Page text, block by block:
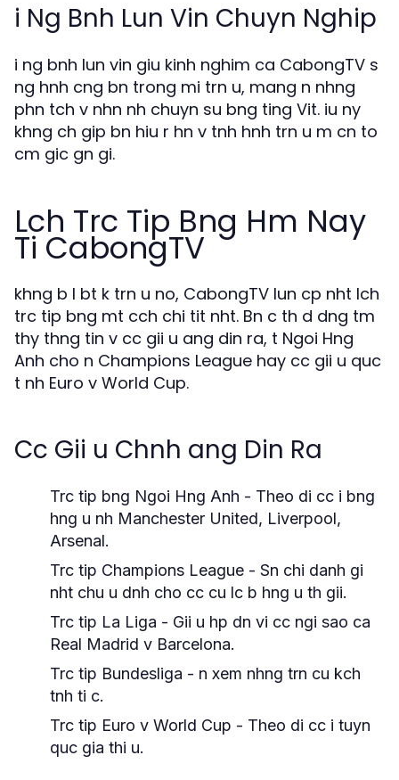
i Ng Bnh Lun Vin Chuyn Nghip
i ng bnh lun vin giu kinh nghim ca CabongTV s
ng hnh cng bn trong mi trn u, mang n nhng
phn tch v nhn nh chuyn su bng ting Vit. iu ny
khng ch gip bn hiu r hn v tnh hnh trn u m cn to
cm gic gn gi.
Lch Trc Tip Bng Hm Nay
Ti CabongTV
khng b l bt k trn u no, CabongTV lun cp nht lch
trc tip bng mt cch chi tit nht. Bn c th d dng tm
thy thng tin v cc gii u ang din ra, t Ngoi Hng
Anh cho n Champions League hay cc gii u quc
t nh Euro v World Cup.
Cc Gii u Chnh ang Din Ra
Trc tip bng Ngoi Hng Anh - Theo di cc i bng
hng u nh Manchester United, Liverpool,
Arsenal.
Trc tip Champions League - Sn chi danh gi
nht chu u dnh cho cc cu lc b hng u th gii.
Trc tip La Liga - Gii u hp dn vi cc ngi sao ca
Real Madrid v Barcelona.
Trc tip Bundesliga - n xem nhng trn cu kch
tnh ti c.
Trc tip Euro v World Cup - Theo di cc i tuyn
quc gia thi u.